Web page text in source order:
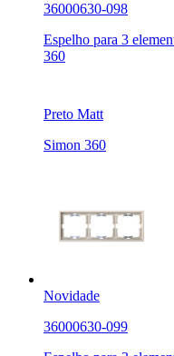
36000630-098
Espelho para 3
360
Preto Matt
Simon 360
Novidade
36000630-099